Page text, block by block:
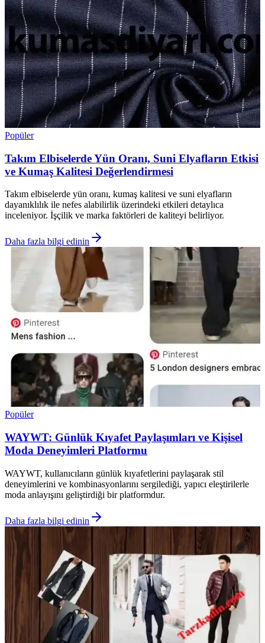
Popüler
Takım Elbiselerde Yün Oranı, Suni Elyafların Etkisi
ve Kumaş Kalitesi Değerlendirmesi
Takım elbiselerde yün oranı, kumaş kalitesi ve suni elyafların
dayanıklılık ile nefes alabilirlik üzerindeki etkileri detaylıca
inceleniyor. İşçilik ve marka faktörleri de kaliteyi belirliyor.
Daha fazla bilgi edinin
Popüler
WAYWT: Günlük Kıyafet Paylaşımları ve Kişisel
Moda Deneyimleri Platformu
WAYWT, kullanıcıların günlük kıyafetlerini paylaşarak stil
deneyimlerini ve kombinasyonlarını sergilediği, yapıcı eleştirilerle
moda anlayışını geliştirdiği bir platformdur.
Daha fazla bilgi edinin